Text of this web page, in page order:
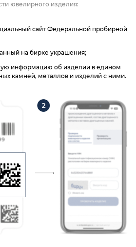
ювелирного изделия:
сайт Федеральной пробирной
на бирке украшения;
информацию об изделии в едином
камней, металлов и изделий с ними.